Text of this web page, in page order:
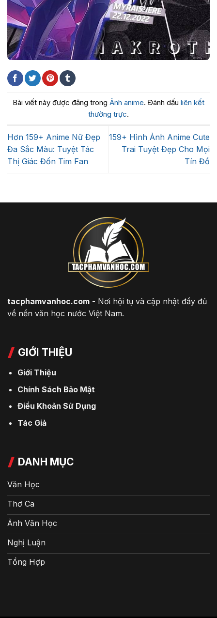
Bài viết này được đăng trong Ảnh anime. Đánh dấu liên kết
thường trực.
Hơn 159+ Anime Nữ Đẹp
Đa Sắc Màu: Tuyệt Tác
Thị Giác Đốn Tim Fan
159+ Hình Ảnh Anime Cute
Trai Tuyệt Đẹp Cho Mọi
Tín Đồ
tacphamvanhoc.com - Nơi hội tụ và cập nhật đầy đủ
về nền văn học nước Việt Nam.
GIỚI THIỆU
Giới Thiệu
Chính Sách Bảo Mật
Điều Khoản Sử Dụng
Tác Giả
DANH MỤC
Văn Học
Thơ Ca
Ảnh Văn Học
Nghị Luận
Tổng Hợp